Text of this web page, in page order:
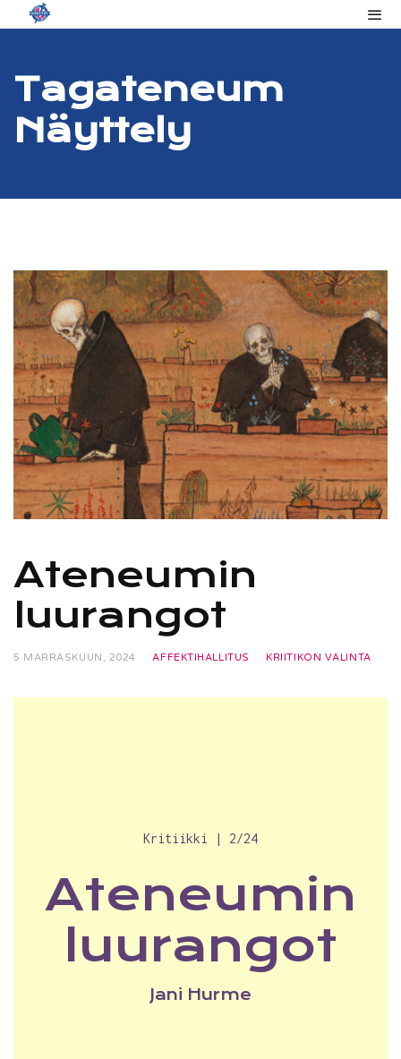
TagAteneum
Näyttely
Ateneumin
luurangot
5 MARRASKUUN, 2024 AFFEKTIHALLITUS KRIITIKON VALINTA
Kritiikki | 2/24
Ateneumin
luurangot
Jani Hurme